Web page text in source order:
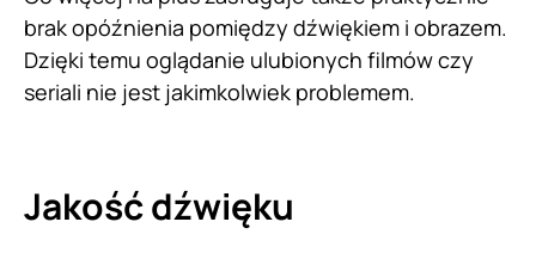
brak opóźnienia pomiędzy dźwiękiem i obrazem.
Dzięki temu oglądanie ulubionych filmów czy
seriali nie jest jakimkolwiek problemem.
Jakość dźwięku